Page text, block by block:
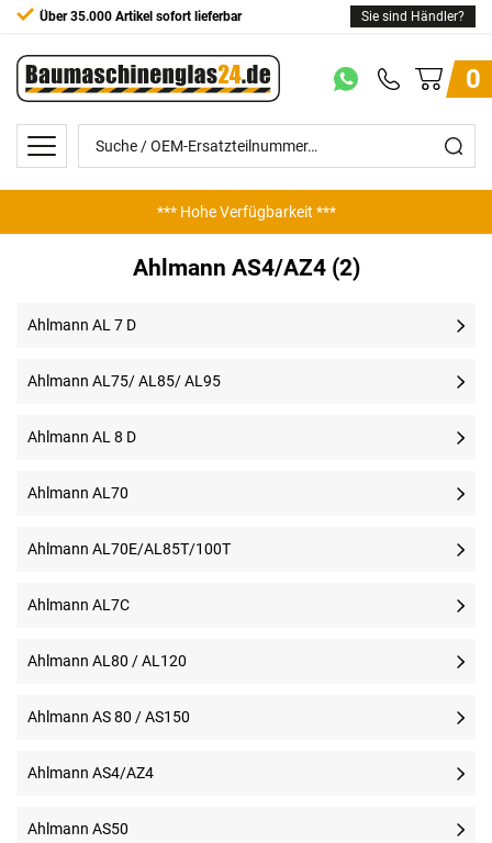
Über 35.000 Artikel sofort lieferbar Sie sind Händler?
0
*** Hohe Verfügbarkeit ***
Ahlmann AS4/AZ4 (2)
Ahlmann AL 7 D
Ahlmann AL75/ AL85/ AL95
Ahlmann AL 8 D
Ahlmann AL70
Ahlmann AL70E/AL85T/100T
Ahlmann AL7C
Ahlmann AL80 / AL120
Ahlmann AS 80 / AS150
Ahlmann AS4/AZ4
Ahlmann AS50